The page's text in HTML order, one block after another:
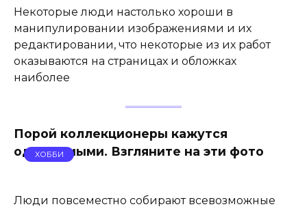
Некоторые люди настолько хороши в
манипулировании изображениями и их
редактировании, что некоторые из их работ
оказываются на страницах и обложках
наиболее
Порой коллекционеры кажутся
одержимыми. Взгляните на эти фото
ХОББИ
Люди повсеместно собирают всевозможные